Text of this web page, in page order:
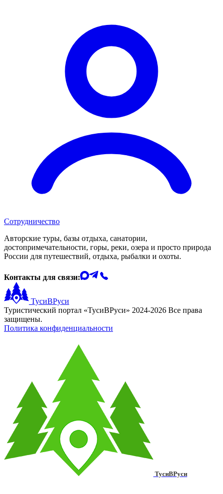
Сотрудничество
Авторские туры, базы отдыха, санатории,
достопримечательности, горы, реки, озера и просто природа
России для путешествий, отдыха, рыбалки и охоты.
Контакты для связи:
ТусиВРуси
Туристический портал «ТусиВРуси» 2024-2026 Все права
защищены.
Политика конфиденциальности
ТусиВРуси